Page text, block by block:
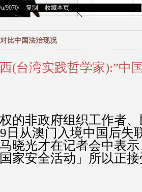
u/9070/> 复制 收藏本页
比中国法治现况
(台湾实践哲学家):”中
的非政府组织工作者
日从澳门入境中国后失
晓光才在记者会中表
家安全活动」所以正